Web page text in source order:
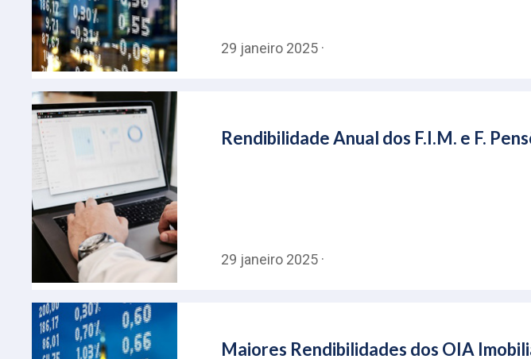
29 janeiro 2025 ·
Rendibilidade Anual dos F.I.M. e F.
29 janeiro 2025 ·
Maiores Rendibilidades dos OIA